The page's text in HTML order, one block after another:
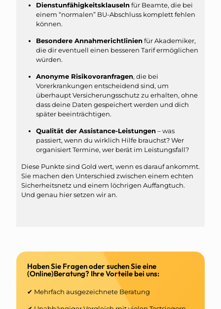
Dienstunfähigkeitsklauseln für Beamte, die bei
einem “normalen” BU-Abschluss komplett fehlen
können.
Besondere Annahmerichtlinien für Akademiker,
die dir eventuell einen besseren Tarif ermöglichen
würden.
Anonyme Risikovoranfragen, die bei
Vorerkrankungen entscheidend sind, um
überhaupt Versicherungsschutz zu erhalten, ohne
dass deine Daten gespeichert werden und dich
später beeinträchtigen.
Qualität der Assistance-Leistungen – was
passiert, wenn du wirklich Hilfe brauchst? Wer
organisiert Termine, wer berät im Leistungsfall?
Diese Punkte sind Gold wert, wenn es darauf ankommt.
Sie machen den Unterschied zwischen einem echten
Sicherheitsnetz und einem löchrigen Auffangtuch.
Und genau hier setzen wir an.
Haben Sie Fragen oder suchen Sie eine
(Online)Beratung? Ihre Vorteile bei uns:
✔ Mehrfach ausgezeichnete Beratung